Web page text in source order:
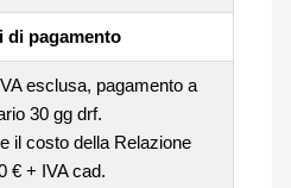
di pagamento
esclusa, pagamento a
30 gg drf.
il costo della Relazione
€ + IVA cad.